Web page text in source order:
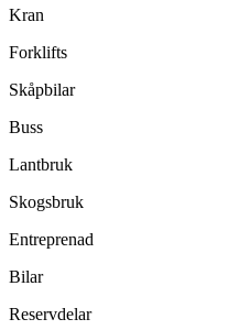
Kran
Forklifts
Skåpbilar
Buss
Lantbruk
Skogsbruk
Entreprenad
Bilar
Reservdelar